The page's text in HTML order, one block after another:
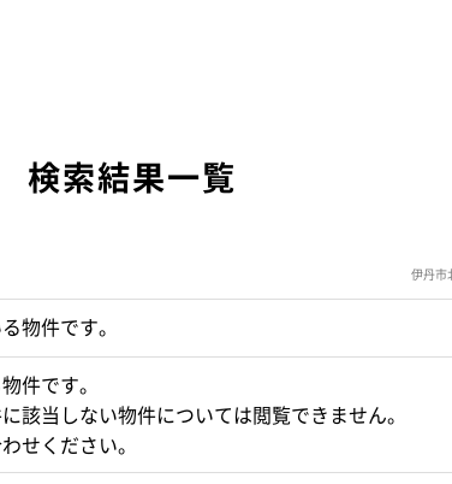
検索結果一覧
伊丹市
物件です。
件です。
該当しない物件については閲覧できません。
せください。